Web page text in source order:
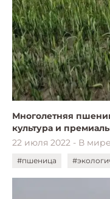
Многолетняя
22 июля 2022 - В мире
#пшеница